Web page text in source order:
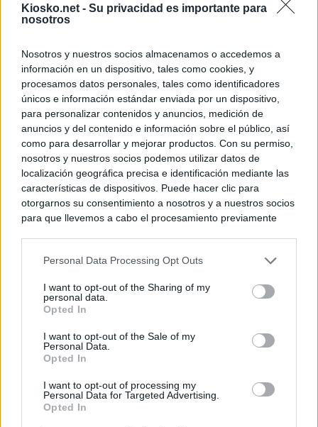
Kiosko.net - Su privacidad es importante para
nosotros
Nosotros y nuestros socios almacenamos o accedemos a
información en un dispositivo, tales como cookies, y
procesamos datos personales, tales como identificadores
únicos e información estándar enviada por un dispositivo,
para personalizar contenidos y anuncios, medición de
anuncios y del contenido e información sobre el público, así
como para desarrollar y mejorar productos. Con su permiso,
nosotros y nuestros socios podemos utilizar datos de
localización geográfica precisa e identificación mediante las
características de dispositivos. Puede hacer clic para
otorgarnos su consentimiento a nosotros y a nuestros socios
para que llevemos a cabo el procesamiento previamente
negar su consentimiento. Tenga en cuenta que algún
de su consentimiento, pero usted tiene el derecho de
rechazar tal procesamiento. Sus preferencias se aplicarán
cualquier momento entrando de nuevo en este sitio web o
visitando nuestra política de privacidad.
Personal Data Processing Opt Outs
I want to opt-out of the Sharing of my
personal data.
Opted In
I want to opt-out of the Sale of my
Personal Data.
Opted In
I want to opt-out of processing my
Personal Data for Targeted Advertising.
Opted In